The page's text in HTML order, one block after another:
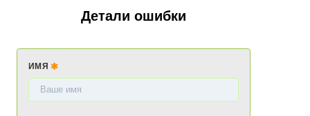
Детали ошибки
ИМЯ